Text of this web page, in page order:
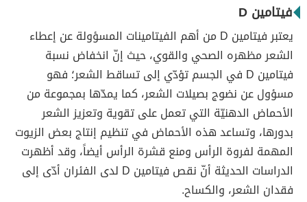
فيتامين D
يعتبر فيتامين D من أهم الفيتامينات المسؤولة عن إعطاء
الشعر مظهره الصحي والقوي، حيث إنّ انخفاض نسبة
فيتامين D في الجسم تؤدّي إلى تساقط الشعر؛ فهو
مسؤول عن نضوج بصيلات الشعر، كما يمدّها بمجموعة من
الأحماض الدهنيّة التي تعمل على تقوية وتعزيز الشعر
بدورها، وتساعد هذه الأحماض في تنظيم إنتاج بعض الزيوت
المهمة لفروة الرأس ومنع قشرة الرأس أيضاً، وقد أظهرت
الدراسات الحديثة أنّ نقص فيتامين D لدى الفئران أدّى إلى
فقدان الشعر، والكساح.